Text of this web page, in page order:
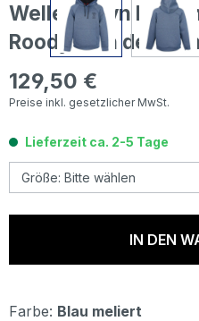
Wellensteyn
Roody Men
Regulärer Preis:
129,50 €
Preise inkl. gesetzlicher MwSt.
Lieferzeit ca. 2-5 Tage
IN DEN
Farbe: Blau meliert